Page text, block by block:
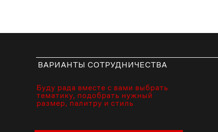
ВАРИАНТЫ СОТРУДНИЧЕСТВА
Буду рада вместе с вами выбрать
тематику, подобрать нужный
размер, палитру и стиль